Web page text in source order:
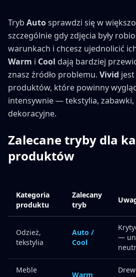
Tryb Autosprawdzi się w
szczególnie gdy zdjęcia były
warunkach i chcesz ujednolicić
Warm i Cool dają bardziej
znasz źródło problemu. Vivid
produktów, które powinny
intensywnie — tekstylia, zabawki,
dekoracyjne.
Zalecane tryby dla
produktów
Kategoria
produktu
Zalecany
tryb
Odzież,
tekstylia
Auto /
Cool
—
Meble
Warm